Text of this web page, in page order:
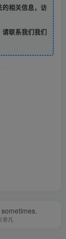
相关信息，访
联系我们我们
非凡